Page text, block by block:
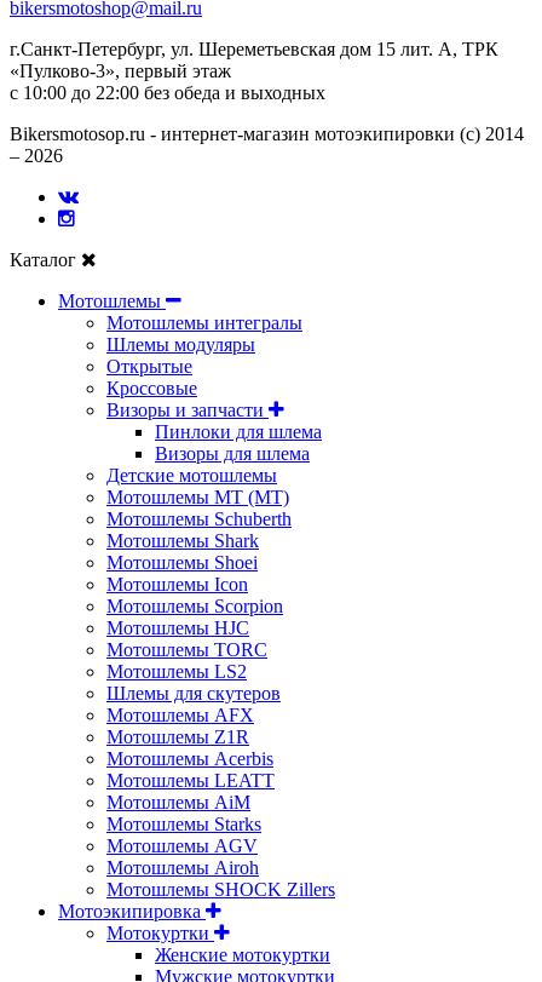
bikersmotoshop@mail.ru
г.Санкт-Петербург, ул. Шереметьевская дом 15 лит. А, ТРК
«Пулково-3», первый этаж
с 10:00 до 22:00 без обеда и выходных
Bikersmotosop.ru - интернет-магазин мотоэкипировки (c) 2014
– 2026
Каталог
Мотошлемы
Мотошлемы интегралы
Шлемы модуляры
Открытые
Кросcовые
Визоры и запчасти
Пинлоки для шлема
Визоры для шлема
Детские мотошлемы
Мотошлемы MT (МТ)
Мотошлемы Schuberth
Мотошлемы Shark
Мотошлемы Shoei
Мотошлемы Icon
Мотошлемы Scorpion
Мотошлемы HJC
Мотошлемы TORC
Мотошлемы LS2
Шлемы для скутеров
Мотошлемы AFX
Мотошлемы Z1R
Мотошлемы Acerbis
Мотошлемы LEATT
Мотошлемы AiM
Мотошлемы Starks
Мотошлемы AGV
Мотошлемы Airoh
Мотошлемы SHOCK Zillers
Мотоэкипировка
Мотокуртки
Женские мотокуртки
Мужские мотокуртки